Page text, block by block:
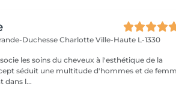
Duchesse CharlotteVille-Haute L-1330
les soins du cheveux à l'esthétique de la
séduit une multitude d'hommes et de
dans l...